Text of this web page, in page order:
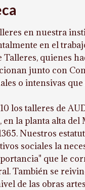
en nuestra
en el
quienes
junto con
o intensivas
los talleres de
la planta alta del
Nuestros
sociales la
que le
También se
de las obras